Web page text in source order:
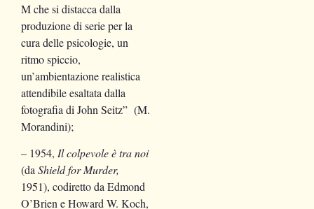
M che si distacca dalla
produzione di serie per la
cura delle psicologie, un
ritmo spiccio,
un’ambientazione realistica
attendibile esaltata dalla
fotografia di John Seitz” (M.
Morandini);
– 1954, Il colpevole è tra noi
(daShield for Murder,
1951), codiretto da Edmond
O’Brien e Howard W. Koch,